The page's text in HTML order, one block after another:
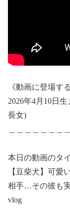
《動画に登場す
2026年4月10日
長女)
本日の動画のタ
【豆柴犬】可愛
相手…その彼も
vlog